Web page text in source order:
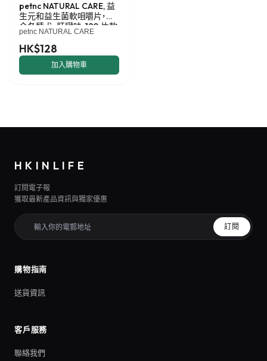
petnc NATURAL CARE, 益
生元和益生菌軟咀嚼片，適
合各種犬，肝臟味，120 片軟
咀嚼片，6.3 盎司（180 克）
petnc NATURAL CARE
HK$128
加入購物車
HKINLIFE
訂閱電子報
獲取最新產品資訊與獨家優惠
訂閱
購物指南
送貨資訊
客戶服務
聯絡我們